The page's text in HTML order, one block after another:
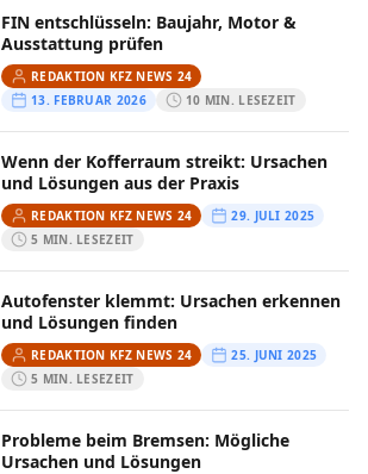
FIN entschlüsseln: Baujahr, Motor &
Ausstattung prüfen
REDAKTION KFZ NEWS 24
13. FEBRUAR 2026
10 MIN. LESEZEIT
Wenn der Kofferraum streikt: Ursachen
und Lösungen aus der Praxis
REDAKTION KFZ NEWS 24
29. JULI 2025
5 MIN. LESEZEIT
Autofenster klemmt: Ursachen erkennen
und Lösungen finden
REDAKTION KFZ NEWS 24
25. JUNI 2025
5 MIN. LESEZEIT
Probleme beim Bremsen: Mögliche
Ursachen und Lösungen